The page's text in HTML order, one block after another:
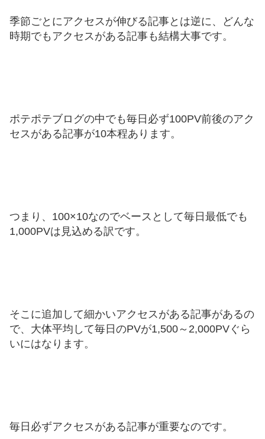
季節ごとにアクセスが伸びる記事とは逆に、どんな
時期でもアクセスがある記事も結構大事です。
ポテポテブログの中でも毎日必ず100PV前後のアク
セスがある記事が10本程あります。
つまり、100×10なのでベースとして毎日最低でも
1,000PVは見込める訳です。
そこに追加して細かいアクセスがある記事があるの
で、大体平均して毎日のPVが1,500～2,000PVぐら
いにはなります。
毎日必ずアクセスがある記事が重要なのです。